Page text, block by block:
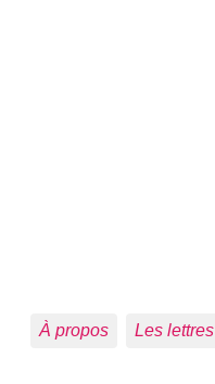
À propos Les lettres